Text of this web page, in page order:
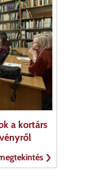
a kortárs